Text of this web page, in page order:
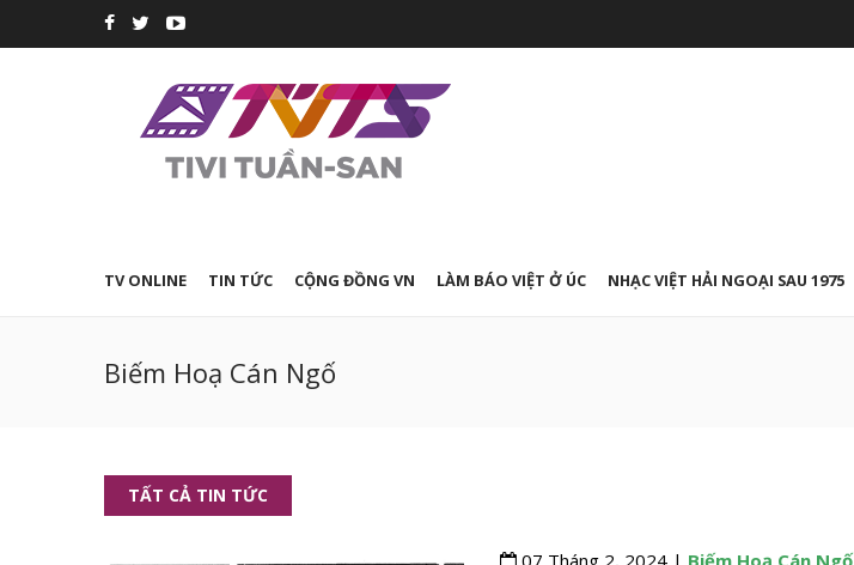
TV ONLINE TIN TỨC CỘNG ĐỒNG VN LÀM BÁO VIỆT Ở ÚC NHẠC VIỆT HẢI NGOẠI SAU 1975
Biếm Hoạ Cán Ngố
TẤT CẢ TIN TỨC
07 Tháng 2, 2024 | Biếm Hoạ Cán Ngố